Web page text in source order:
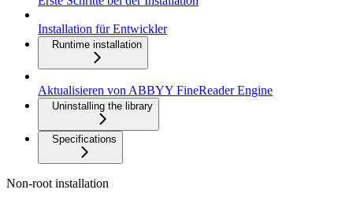
Installation für Entwickler
Runtime installation
Aktualisieren von ABBYY FineReader Engine
Uninstalling the library
Specifications
Non-root installation